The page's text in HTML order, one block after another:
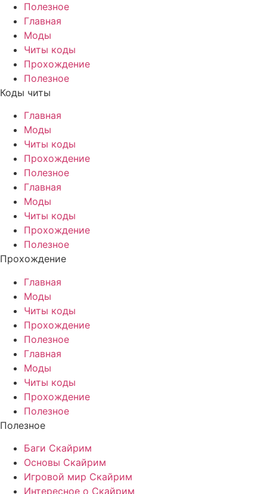
Полезное
Главная
Моды
Читы коды
Прохождение
Полезное
Коды читы
Главная
Моды
Читы коды
Прохождение
Полезное
Главная
Моды
Читы коды
Прохождение
Полезное
Прохождение
Главная
Моды
Читы коды
Прохождение
Полезное
Главная
Моды
Читы коды
Прохождение
Полезное
Полезное
Баги Скайрим
Основы Скайрим
Игровой мир Скайрим
Интересное о Скайрим